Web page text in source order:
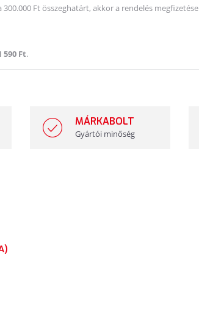
Ft összeghatárt, akkor a rendelés megfizetése
590 Ft.
MÁRKABOLT
Gyártói minőség